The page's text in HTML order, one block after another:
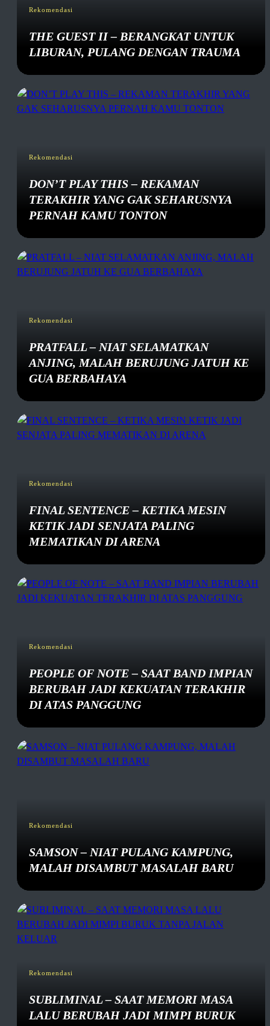
Rekomendasi
THE GUEST II – BERANGKAT UNTUK
LIBURAN, PULANG DENGAN TRAUMA
Rekomendasi
DON’T PLAY THIS – REKAMAN
TERAKHIR YANG GAK SEHARUSNYA
PERNAH KAMU TONTON
Rekomendasi
PRATFALL – NIAT SELAMATKAN
ANJING, MALAH BERUJUNG JATUH KE
GUA BERBAHAYA
Rekomendasi
FINAL SENTENCE – KETIKA MESIN
KETIK JADI SENJATA PALING
MEMATIKAN DI ARENA
Rekomendasi
PEOPLE OF NOTE – SAAT BAND IMPIAN
BERUBAH JADI KEKUATAN TERAKHIR
DI ATAS PANGGUNG
Rekomendasi
SAMSON – NIAT PULANG KAMPUNG,
MALAH DISAMBUT MASALAH BARU
Rekomendasi
SUBLIMINAL – SAAT MEMORI MASA
LALU BERUBAH JADI MIMPI BURUK